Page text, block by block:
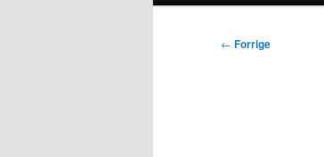
Innleggsnavigasjon
← Forrige